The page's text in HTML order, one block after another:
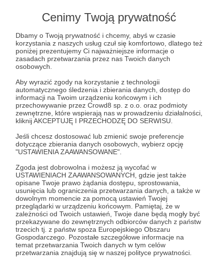
Cenimy Twoją prywatność
Dbamy o Twoją prywatność i chcemy, abyś w czasie
korzystania z naszych usług czuł się komfortowo, dlatego też
poniżej prezentujemy Ci najważniejsze informacje o
zasadach przetwarzania przez nas Twoich danych
osobowych.
Aby wyrazić zgody na korzystanie z technologii
automatycznego śledzenia i zbierania danych, dostęp do
informacji na Twoim urządzeniu końcowym i ich
przechowywanie przez Crowd8 sp. z o.o. oraz podmioty
zewnętrzne, które wspierają nas w prowadzeniu działalności,
kliknij AKCEPTUJĘ I PRZECHODZĘ DO SERWISU.
Jeśli chcesz dostosować lub zmienić swoje preferencje
dotyczące zbierania danych osobowych, wybierz opcję
"USTAWIENIA ZAAWANSOWANE".
Zgoda jest dobrowolna i możesz ją wycofać w
USTAWIENIACH ZAAWANSOWANYCH, gdzie jest także
opisane Twoje prawo żądania dostępu, sprostowania,
usunięcia lub ograniczenia przetwarzania danych, a także w
dowolnym momencie za pomocą ustawień Twojej
przeglądarki w urządzeniu końcowym. Pamiętaj, że w
zależności od Twoich ustawień, Twoje dane będą mogły być
przekazywane do zewnętrznych odbiorców danych z państw
trzecich tj. z państw spoza Europejskiego Obszaru
Gospodarczego. Pozostałe szczegółowe informacje na
temat przetwarzania Twoich danych w tym celów
przetwarzania znajdują się w naszej polityce prywatności.
Komentarz użytkownika
Odpowiedz
Użytkownik
3 dni temu
Komentarz użytkownika
Odpowiedz
Zostań Patronem
Dołącz do grona Patronów!
Wesprzyj działalność AutoraStrefa kolekcjonowania
już teraz!